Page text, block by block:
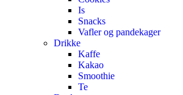
Is
Snacks
Vafler og pandekager
Drikke
Kaffe
Kakao
Smoothie
Te